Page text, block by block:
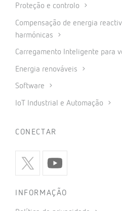
Proteção e controlo
Compensação de energia
harmónicas
Carregamento Inteligente para
Energia renováveis
Software
IoT Industrial e Automação
CONECTAR
INFORMAÇÃO